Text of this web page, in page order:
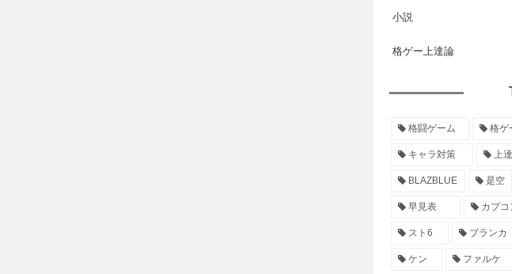
小説
格ゲー上達論
格闘ゲーム 格ゲ
キャラ対策 上
BLAZBLUE 是空
早見表 カプ
スト6 ブランカ
ケン ファルケ